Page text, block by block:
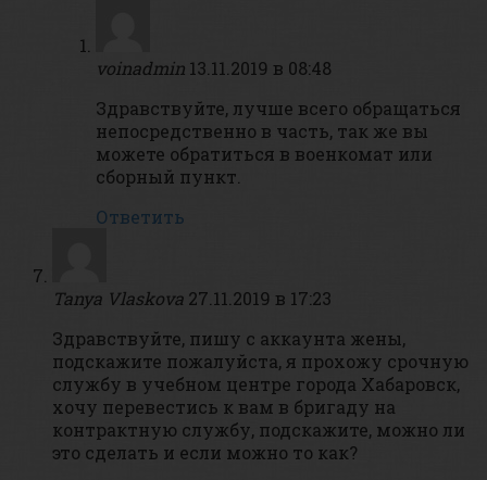
voinadmin 13.11.2019 в 08:48
Здравствуйте, лучше всего обращаться
непосредственно в часть, так же вы
можете обратиться в военкомат или
сборный пункт.
Ответить
Tanya Vlaskova 27.11.2019 в 17:23
Здравствуйте, пишу с аккаунта жены,
подскажите пожалуйста, я прохожу срочную
службу в учебном центре города Хабаровск,
хочу перевестись к вам в бригаду на
контрактную службу, подскажите, можно ли
это сделать и если можно то как?